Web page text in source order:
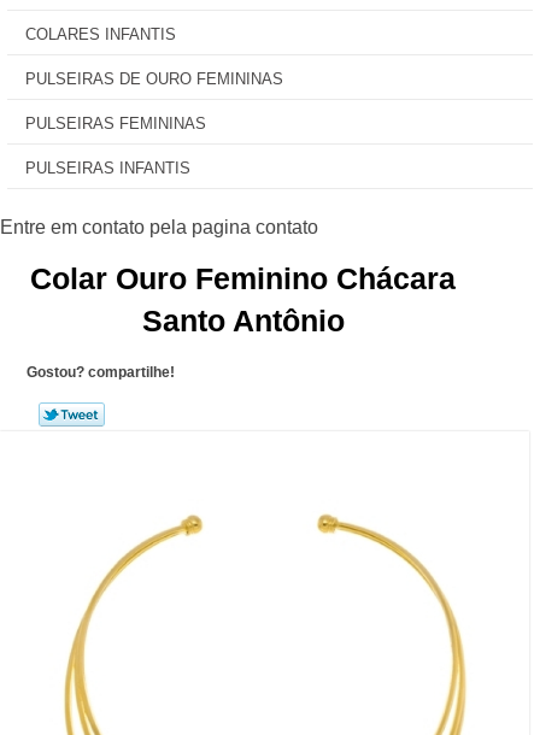
COLARES INFANTIS
PULSEIRAS DE OURO FEMININAS
PULSEIRAS FEMININAS
PULSEIRAS INFANTIS
Colar Ouro Feminino Chácara
Santo Antônio
Gostou? compartilhe!